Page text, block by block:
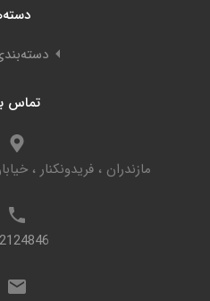
تماس
مازندران ، فریدونکنار ،